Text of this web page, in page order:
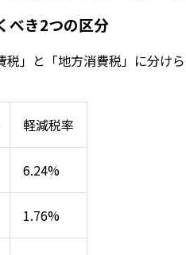
べき2つの区分
」と「地方消費税」に分け
軽減税率
6.24%
1.76%